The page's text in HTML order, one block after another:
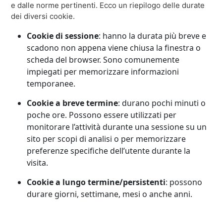
e dalle norme pertinenti. Ecco un riepilogo delle durate
dei diversi cookie.
Cookie di sessione: hanno la durata più breve e
scadono non appena viene chiusa la finestra o
scheda del browser. Sono comunemente
impiegati per memorizzare informazioni
temporanee.
Cookie a breve termine: durano pochi minuti o
poche ore. Possono essere utilizzati per
monitorare l’attività durante una sessione su un
sito per scopi di analisi o per memorizzare
preferenze specifiche dell’utente durante la
visita.
Cookie a lungo termine/persistenti: possono
durare giorni, settimane, mesi o anche anni.